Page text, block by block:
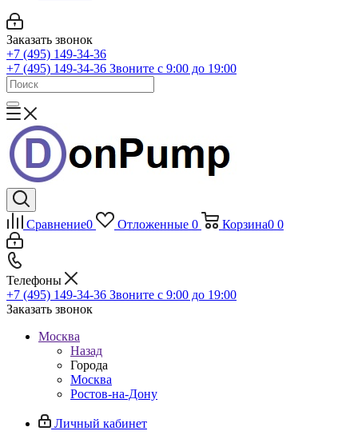
Заказать звонок
+7 (495) 149-34-36
+7 (495) 149-34-36 Звоните с 9:00 до 19:00
Сравнение0 Отложенные 0 Корзина0 0
Телефоны
+7 (495) 149-34-36 Звоните с 9:00 до 19:00
Заказать звонок
Москва
Назад
Города
Москва
Ростов-на-Дону
Личный кабинет